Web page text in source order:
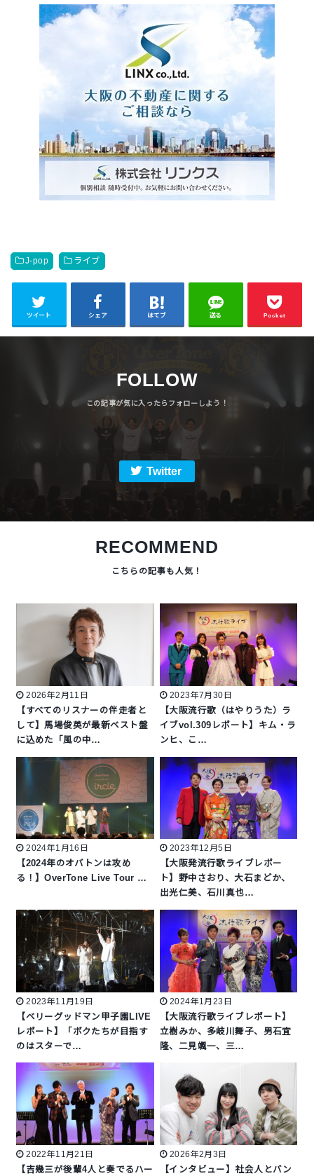
J-pop ライブ
ツイート シェア はてブ 送る Pocket
FOLLOW
Twitter
RECOMMEND
2026年2月11日
【すべてのリスナーの伴走者と
して】馬場俊英が最新ベスト盤
に込めた「風の中…
2023年7月30日
【大阪流行歌（はやりうた）ラ
イブvol.309レポート】キム・ラ
ンヒ、こ…
2024年1月16日
【2024年のオバトンは攻め
る！】OverTone Live Tour …
2023年12月5日
【大阪発流行歌ライブレポー
ト】野中さおり、大石まどか、
出光仁美、石川真也…
2023年11月19日
【ベリーグッドマン甲子園LIVE
レポート】「ボクたちが目指す
のはスターで…
2024年1月23日
【大阪流行歌ライブレポート】
立樹みか、多岐川舞子、男石宜
隆、二見颯一、三…
2022年11月21日
【吉幾三が後輩4人と奏でるハー
2026年2月3日
【インタビュー】社会人とバン